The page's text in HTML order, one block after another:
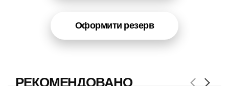
Оформити резерв
РЕКОМЕНДОВАНО